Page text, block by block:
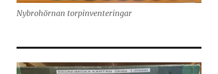
Nybrohörnan torpinventeringar